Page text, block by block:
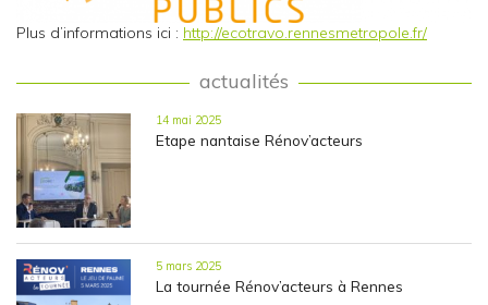
Plus d’informations ici : http://ecotravo.rennesmetropole.fr/
actualités
14 mai 2025
Etape nantaise Rénov’acteurs
5 mars 2025
La tournée Rénov’acteurs à Rennes